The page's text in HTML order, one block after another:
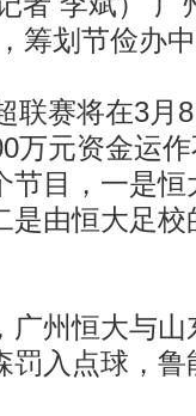
筹划节俭办中
赛将在3月8
万元资金运
节目，一是
是由恒大足校
州恒大与山
罚入点球，